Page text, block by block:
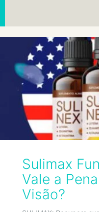
Sulimax
Vale a
Visão?